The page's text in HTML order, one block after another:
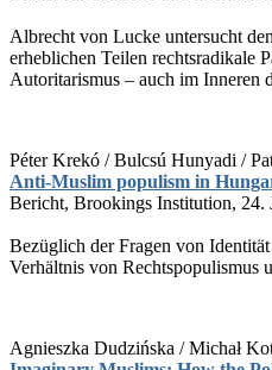
Albrecht von Lucke untersucht
erheblichen Teilen rechtsradikale
Autoritarismus – auch im Inneren
Péter Krekó / Bulcsú Hunyadi /
Anti-Muslim populism in
Bericht, Brookings Institution, 24.
Bezüglich der Fragen von
Verhältnis von Rechtspopulismus
Agnieszka Dudzińska / Michał